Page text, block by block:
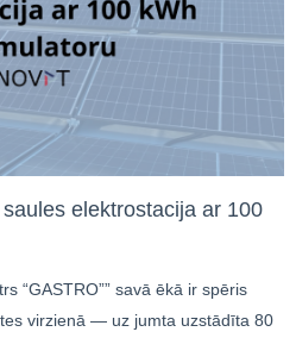
elektrostacija ar 100
“GASTRO”” savā ēkā ir spēris
virzienā — uz jumta uzstādīta 80